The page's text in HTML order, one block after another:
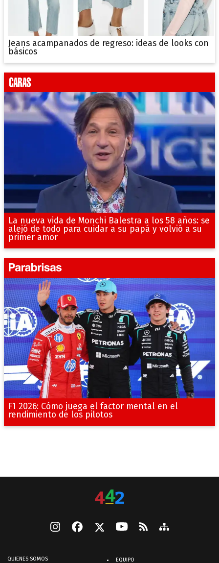
Jeans acampanados de regreso: ideas de looks con
básicos
La nueva vida de Monchi Balestra a los 58 años: se
alejó de todo para cuidar a su papá y volvió a su
primer amor
F1 2026: Cómo juega el factor mental en el
rendimiento de los pilotos
QUIENES SOMOS EQUIPO